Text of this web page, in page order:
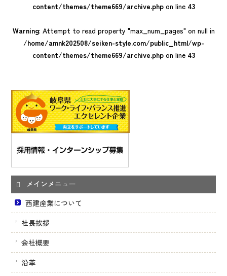
content/themes/theme669/archive.phpon line 43
Warning: Attempt to read property "max_num_pages" on null in
/home/amnk202508/seiken-style.com/public_html/wp-
content/themes/theme669/archive.phpon line 43
メインメニュー
西建産業について
社長挨拶
会社概要
沿革